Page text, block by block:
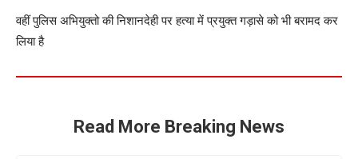
वहीं पुलिस अभियुक्तो की निशानदेही पर हत्या में प्रयुक्त गड़ासे को भी बरामद कर
लिया है
Read More Breaking News